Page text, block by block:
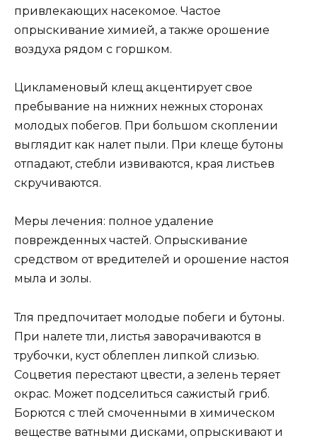
привлекающих насекомое. Частое
опрыскивание химией, а также орошение
воздуха рядом с горшком.
Цикламеновый клещ акцентирует свое
пребывание на нижних нежных сторонах
молодых побегов. При большом скоплении
выглядит как налет пыли. При клеще бутоны
отпадают, стебли извиваются, края листьев
скручиваются.
Меры лечения: полное удаление
поврежденных частей. Опрыскивание
средством от вредителей и орошение настоя
мыла и золы.
Тля предпочитает молодые побеги и бутоны.
При налете тли, листья заворачиваются в
трубочки, куст облеплен липкой слизью.
Соцветия перестают цвести, а зелень теряет
окрас. Может подселиться сажистый гриб.
Борются с тлей смоченными в химическом
веществе ватными дисками, опрыскивают и